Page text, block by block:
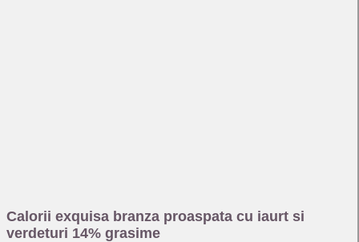
Calorii exquisa branza proaspata cu iaurt si
verdeturi 14% grasime